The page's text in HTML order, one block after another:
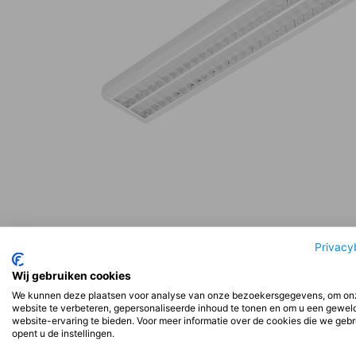
Wij gebruiken cookies
We kunnen deze plaatsen voor analyse van onze bezoekersgegevens, om
website te verbeteren, gepersonaliseerde inhoud te tonen en om u een
website-ervaring te bieden. Voor meer informatie over de cookies die we
opent u de instellingen.
Beschrijving